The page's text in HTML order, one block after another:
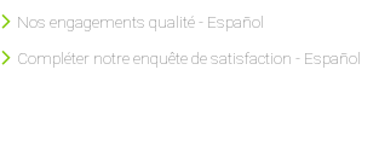
Nos engagements qualité - Español
Compléter notre enquête de satisfaction - Español